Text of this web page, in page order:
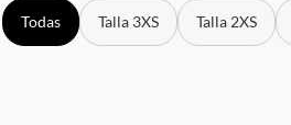
Todas Talla 3XS Talla 2XS